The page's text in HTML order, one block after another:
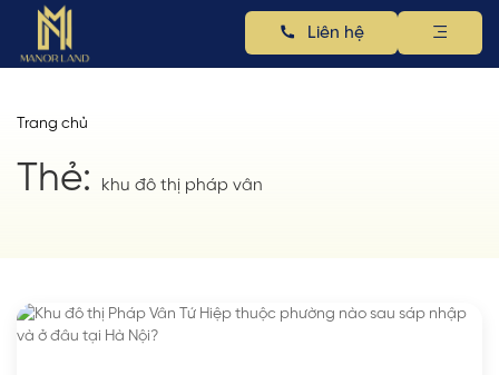
Liên hệ
Trang chủ
Thẻ: khu đô thị pháp vân